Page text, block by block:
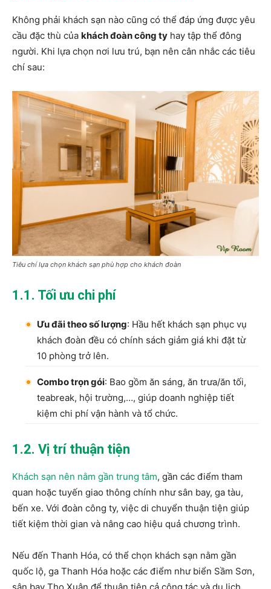
Không phải khách sạn nào cũng có thể đáp ứng được yêu
cầu đặc thù của khách đoàn công ty hay tập thể đông
người. Khi lựa chọn nơi lưu trú, bạn nên cân nhắc các tiêu
chí sau:
Tiêu chí lựa chọn khách sạn phù hợp cho khách đoàn
1.1. Tối ưu chi phí
Ưu đãi theo số lượng: Hầu hết khách sạn phục vụ
khách đoàn đều có chính sách giảm giá khi đặt từ
10 phòng trở lên.
Combo trọn gói: Bao gồm ăn sáng, ăn trưa/ăn tối,
teabreak, hội trường,…, giúp doanh nghiệp tiết
kiệm chi phí vận hành và tổ chức.
1.2. Vị trí thuận tiện
Khách sạn nên nằm gần trung tâm, gần các điểm tham
quan hoặc tuyến giao thông chính như sân bay, ga tàu,
bến xe. Với đoàn công ty, việc di chuyển thuận tiện giúp
tiết kiệm thời gian và nâng cao hiệu quả chương trình.
Nếu đến Thanh Hóa, có thể chọn khách sạn nằm gần
quốc lộ, ga Thanh Hóa hoặc các điểm như biển Sầm Sơn,